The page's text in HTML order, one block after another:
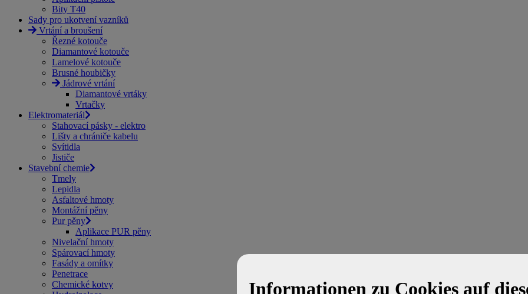
Bity T40
Sady pro ukotvení vazníků
Vrtání a broušení
Řezné kotouče
Diamantové kotouče
Lamelové kotouče
Brusné houbičky
Jádrové vrtání
Diamantové vrtáky
Vrtačky
Elektromateriál
Stahovací pásky - elektro
Lišty a chrániče kabelu
Svítidla
Jističe
Stavební chemie
Tmely
Lepidla
Asfaltové hmoty
Montážní pěny
Pur pěny
Aplikace PUR pěny
Nivelační hmoty
Spárovací hmoty
Fasády a omítky
Penetrace
Chemické kotvy
Informationen zu Cookies auf